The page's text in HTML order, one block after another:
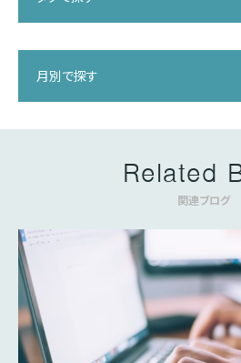
月別で探す
Related
関連ブログ